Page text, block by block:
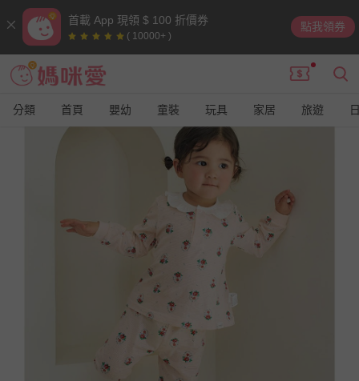
首載 App 現領 $ 100 折價券
( 10000+ )
點我領券
分類 首頁 嬰幼 童裝 玩具 家居 旅遊